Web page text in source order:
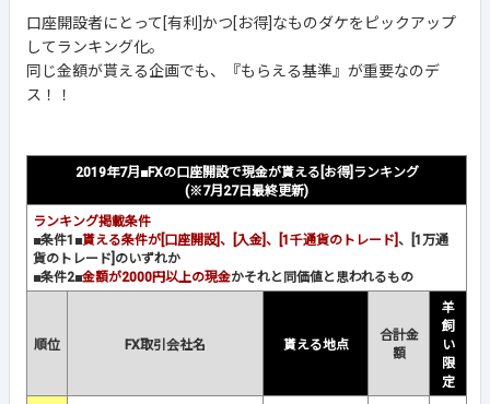
口座開設者にとって[有利]かつ[お得]なものダケをピックアップ
してランキング化。
同じ金額が貰える企画でも、
『もらえる基準』が重要なのデ
ス！！
2019年7月■FXの口座開設で現金が貰える[お得]ランキング
(※7月27日最終更新)
ランキング掲載条件
■条件1■貰える条件が[口座開設]、[入金]、[1千通貨のトレード] 、[1万通
貨のトレード]のいずれか
■条件2■金額が2000円以上の現金かそれと同価値と思われるもの
順位 FX取引会社名 貰える地点
合計金
額
羊
飼
い
限
定